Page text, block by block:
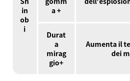
in
ob
i
a +
Durat
a
mirag
gio+
Aumenta il
dei